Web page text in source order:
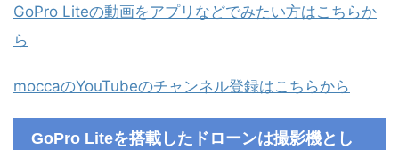
GoPro Liteの動画をアプリなどでみたい方はこちらか
ら
moccaのYouTubeのチャンネル登録はこちらから
GoPro Liteを搭載したドローンは撮影機とし